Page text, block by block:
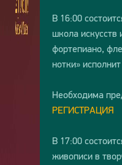
В 16:00
школа
фортепиано,
нотки»
Необходима
РЕГИСТРАЦИЯ
В 17:00
живописи в